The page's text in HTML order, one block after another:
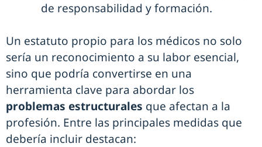
de responsabilidad y formación.
Un estatuto propio para los médicos no solo
sería un reconocimiento a su labor esencial,
sino que podría convertirse en una
herramienta clave para abordar los
problemas estructurales que afectan a la
profesión. Entre las principales medidas que
debería incluir destacan: